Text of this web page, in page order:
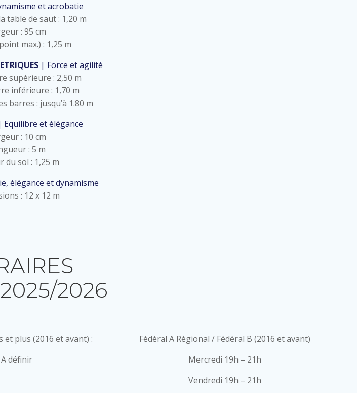
et acrobatie
table de saut : 1,20 m
: 95 cm
max.) : 1,25 m
| Force et agilité
supérieure : 2,50 m
inférieure : 1,70 m
barres : jusqu’à 1.80 m
et élégance
: 10 cm
: 5 m
du sol : 1,25 m
élégance et dynamisme
: 12 x 12 m
2026
et plus (2016 et avant) :
A définir
Fédéral A Régional / Fédéral B (2016 et avant)
Mercredi 19h – 21h
Vendredi 19h – 21h